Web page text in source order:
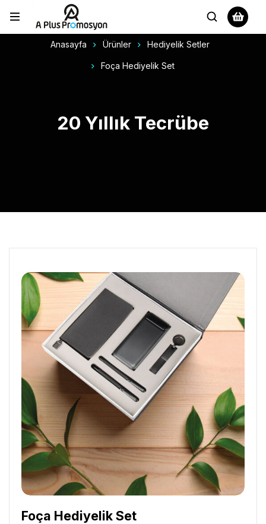
Anasayfa Ürünler Hediyelik Setler
Foça Hediyelik Set
20 Yıllık Tecrübe
Foça Hediyelik Set